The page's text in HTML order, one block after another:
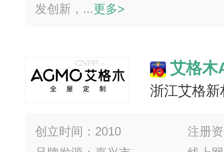
发创新，...更多>
艾格木
浙江艾格
创立时间：2010
注册